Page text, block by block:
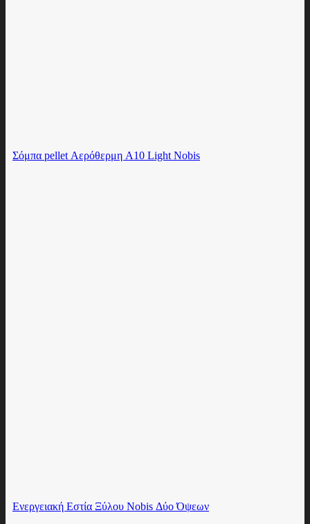
Σόμπα pellet Αερόθερμη A10 Light Nobis
Ενεργειακή Εστία Ξύλου Nobis Δύο Όψεων